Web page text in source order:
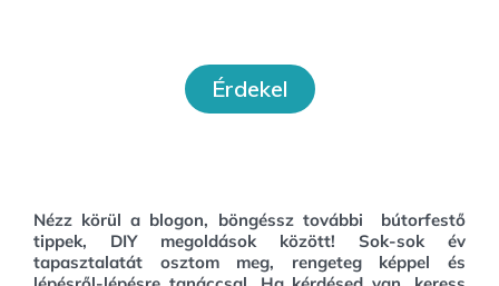
Érdekel
Nézz körül a blogon, böngéssz további bútorfestő
tippek, DIY megoldások között! Sok-sok év
tapasztalatát osztom meg, rengeteg képpel és